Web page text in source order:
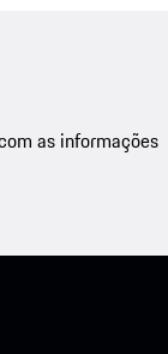
as informações